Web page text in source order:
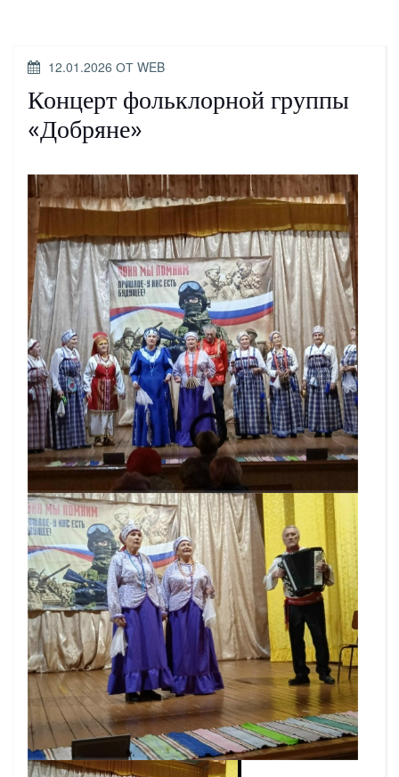
ОПУБЛИКОВАНО
12.01.2026 ОТ WEB
Концерт фольклорной группы
«Добряне»